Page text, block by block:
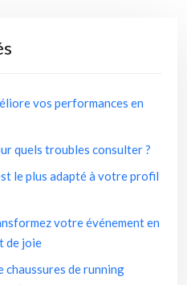
vos performances en
quels troubles consulter ?
le plus adapté à votre profil
votre événement en
de joie
chaussures de running